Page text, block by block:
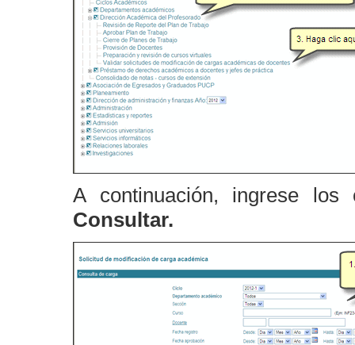
A continuación, ingrese
Consultar.